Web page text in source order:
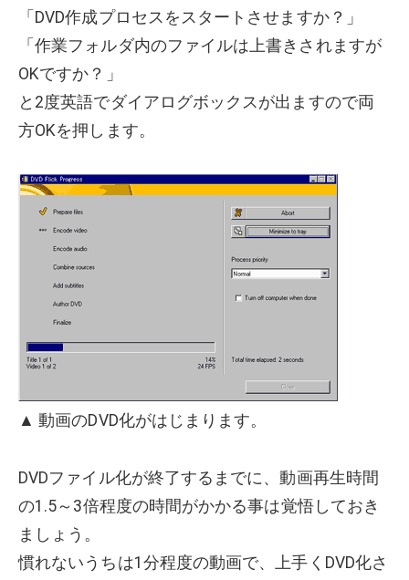
「DVD作成プロセスをスタートさせますか？」
「作業フォルダ内のファイルは上書きされますが
OKですか？」
と2度英語でダイアログボックスが出ますので両
方OKを押します。
▲ 動画のDVD化がはじまります。
DVDファイル化が終了するまでに、動画再生時間
の1.5～3倍程度の時間がかかる事は覚悟しておき
ましょう。
慣れないうちは1分程度の動画で、上手くDVD化さ